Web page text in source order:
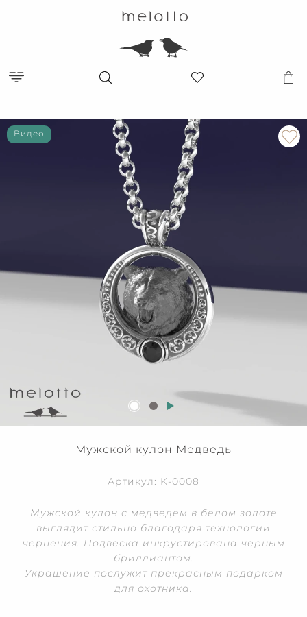
Видео
Мужской кулон Медведь
Артикул: K-0008
Мужской кулон с медведем в белом золоте
выглядит стильно благодаря технологии
чернения. Подвеска инкрустирована черным
бриллиантом.
Украшение послужит прекрасным подарком
для охотника.